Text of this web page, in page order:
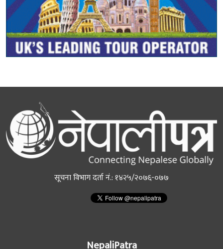
सूचना विभाग दर्ता नं.: १४२५/२०७६-०७७
NepaliPatra